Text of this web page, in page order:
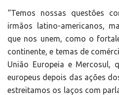
“Temos nossas questões
irmãos latino-americanos,
que nos unem, como o
continente, e temas de
União Europeia e Mercosul,
europeus depois das ações
estreitamos os laços com